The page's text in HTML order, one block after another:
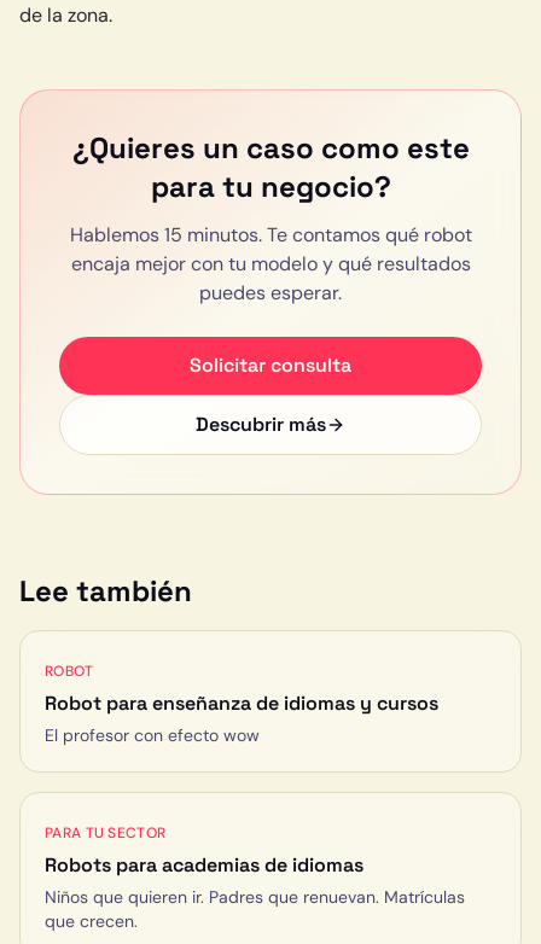
de la zona.
¿Quieres un caso como este
para tu negocio?
Hablemos 15 minutos. Te contamos qué robot
encaja mejor con tu modelo y qué resultados
puedes esperar.
Solicitar consulta
Descubrir más
Lee también
ROBOT
Robot para enseñanza de idiomas y cursos
El profesor con efecto wow
PARA TU SECTOR
Robots paraacademias de idiomas
Niños que quieren ir. Padres que renuevan. Matrículas
que crecen.